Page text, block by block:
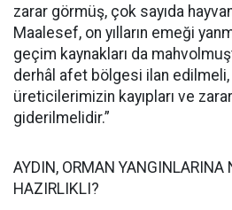
zarar görmüş, çok sayıda
Maalesef, on yılların emeği
geçim kaynakları da
derhâl afet bölgesi ilan edilmeli,
üreticilerimizin kayıpları ve
giderilmelidir.”
AYDIN, ORMAN YANGINLARINA
HAZIRLIKLI?